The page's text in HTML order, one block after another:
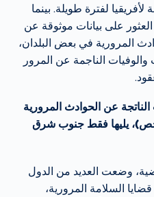
لفترة طويلة. بينما
على بيانات موثوقة عن
المرورية في بعض البلدان،
الناجمة عن المرور
عن الحوادث المرورية
(26.6/100,000 شخص)، يليها فقط جنوب شرق
وضعت العديد من الدول
السلامة المرورية،